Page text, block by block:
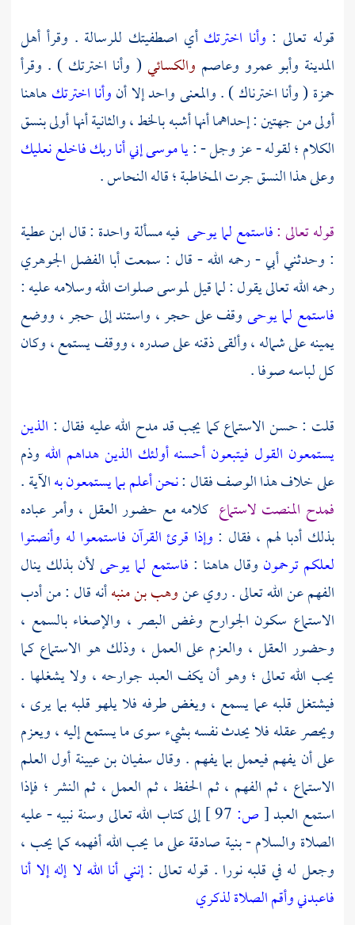
قوله تعالى : وأنا اخترتكأي اصطفيتك للرسالة . وقرأ أهل
المدينة وأبو عمرو وعاصم والكسائي ( وأنا اخترتك ) . وقرأ
حمزة ( وأنا اخترناك ) . والمعنى واحد إلا أنوأنا اخترتكهاهنا
أولى من جهتين : إحداهما أنها أشبه بالخط ، والثانية أنها أولى بنسق
الكلام ؛ لقوله - عز وجل - :يا موسى إني أنا ربك فاخلع نعليك
وعلى هذا النسق جرت المخاطبة ؛ قالهالنحاس.
قوله تعالى :فاستمع لما يوحى فيه مسألة واحدة : قالابن عطية
: وحدثني أبي - رحمه الله - قال : سمعتأبا الفضل الجوهري
رحمه الله تعالى يقول : لما قيللموسىصلوات الله وسلامه عليه :
فاستمع لما يوحىوقف على حجر ، واستند إلى حجر ، ووضع
يمينه على شماله ، وألقى ذقنه على صدره ، ووقف يستمع ، وكان
كل لباسه صوفا .
قلت : حسن الاستماع كما يجب قد مدح الله عليه فقال : الذين
يستمعون القول فيتبعون أحسنه أولئك الذين هداهم الله وذم
على خلاف هذا الوصف فقال :نحن أعلم بما يستمعون بهالآية .
فمدح المنصت لاستماع كلامه مع حضور العقل ، وأمر عباده
بذلك أدبا لهم ، فقال : وإذا قرئ القرآن فاستمعوا له وأنصتوا
لعلكم ترحمون وقال هاهنا : فاستمع لما يوحىلأن بذلك ينال
الفهم عن الله تعالى . روي عنوهب بن منبهأنه قال : من أدب
الاستماع سكون الجوارح وغض البصر ، والإصغاء بالسمع ،
وحضور العقل ، والعزم على العمل ، وذلك هو الاستماع كما
يحب الله تعالى ؛ وهو أن يكف العبد جوارحه ، ولا يشغلها .
فيشتغل قلبه عما يسمع ، ويغض طرفه فلا يلهو قلبه بما يرى ،
ويحصر عقله فلا يحدث نفسه بشيء سوى ما يستمع إليه ، ويعزم
على أن يفهم فيعمل بما يفهم . وقالسفيان بن عيينةأول العلم
الاستماع ، ثم الفهم ، ثم الحفظ ، ثم العمل ، ثم النشر ؛ فإذا
استمع العبد[ص:
إلى كتاب الله تعالى وسنة نبيه - عليه
الصلاة والسلام - بنية صادقة على ما يحب الله أفهمه كما يحب ،
وجعل له في قلبه نورا . قوله تعالى :إنني أنا الله لا إله إلا أنا
فاعبدني وأقم الصلاة لذكري